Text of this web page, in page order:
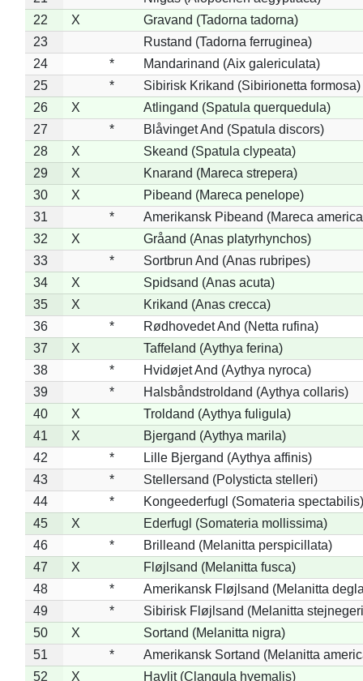
22
X
Gravand (Tadorna tadorna)
23
Rustand (Tadorna ferruginea)
24
*
Mandarinand (Aix galericulata)
25
*
Sibirisk Krikand (Sibirionetta formosa)
26
X
Atlingand (Spatula querquedula)
27
*
Blåvinget And (Spatula discors)
28
X
Skeand (Spatula clypeata)
29
X
Knarand (Mareca strepera)
30
X
Pibeand (Mareca penelope)
31
*
Amerikansk Pibeand (Mareca
32
X
Gråand (Anas platyrhynchos)
33
*
Sortbrun And (Anas rubripes)
34
X
Spidsand (Anas acuta)
35
X
Krikand (Anas crecca)
36
*
Rødhovedet And (Netta rufina)
37
X
Taffeland (Aythya ferina)
38
*
Hvidøjet And (Aythya nyroca)
39
*
Halsbåndstroldand (Aythya collaris)
40
X
Troldand (Aythya fuligula)
41
X
Bjergand (Aythya marila)
42
*
Lille Bjergand (Aythya affinis)
43
*
Stellersand (Polysticta stelleri)
44
*
Kongeederfugl (Somateria spectabilis)
45
X
Ederfugl (Somateria mollissima)
46
*
Brilleand (Melanitta perspicillata)
47
X
Fløjlsand (Melanitta fusca)
48
*
Amerikansk Fløjlsand (Melanitta
49
*
Sibirisk Fløjlsand (Melanitta
50
X
Sortand (Melanitta nigra)
51
*
Amerikansk Sortand (Melanitta
52
X Havlit (Clangula hyemalis)